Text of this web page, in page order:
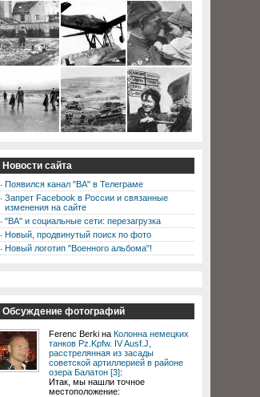
Новости сайта
Появился канал "ВА" в Телеграме
Запрет Facebook в России и связанные
изменения на сайте
"ВА" и социальные сети: перезагрузка
Новый, продвинутый поиск по фото
Новый логотип "Военного альбома"!
Обсуждение фотографий
Ferenc Berki на Колонна немецких
танков Pz.Kpfw. IV Ausf.J,
расстрелянная из засады
советской артиллерией в районе
озера Балатон [3]:
Итак, мы нашли точное
местоположение: